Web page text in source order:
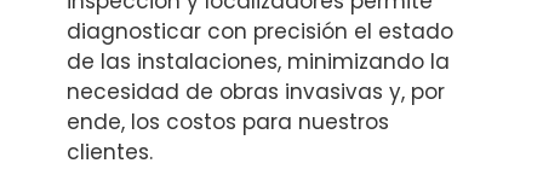
diagnosticar con precisión el estado
de las instalaciones, minimizando la
necesidad de obras invasivas y, por
ende, los costos para nuestros
clientes.